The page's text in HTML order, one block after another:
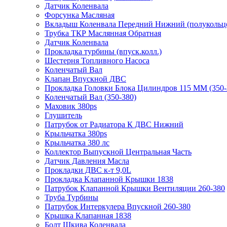
Датчик Коленвала
Форсунка Масляная
Вкладыш Коленвала Передний Нижний
Трубка ТКР Маслянная Обратная
Датчик Коленвала
Прокладка турбины (впуск.колл.)
Шестерня Топливного Насоса
Коленчатый Вал
Клапан Впускной ДВС
Прокладка Головки Блока Цилиндров 115 ММ
Коленчатый Вал (350-380)
Маховик 380ps
Глушитель
Патрубок от Радиатора К ДВС Нижний
Крыльчатка 380ps
Крыльчатка 380 лс
Коллектор Выпускной Центральная Часть
Датчик Давления Масла
Прокладки ДВС к-т 9,0L
Прокладка Клапанной Крышки 1838
Патрубок Клапанной Крышки Вентиляции 260-380
Труба Турбины
Патрубок Интеркулера Впускной 260-380
Крышка Клапанная 1838
Болт Шкива Коленвала